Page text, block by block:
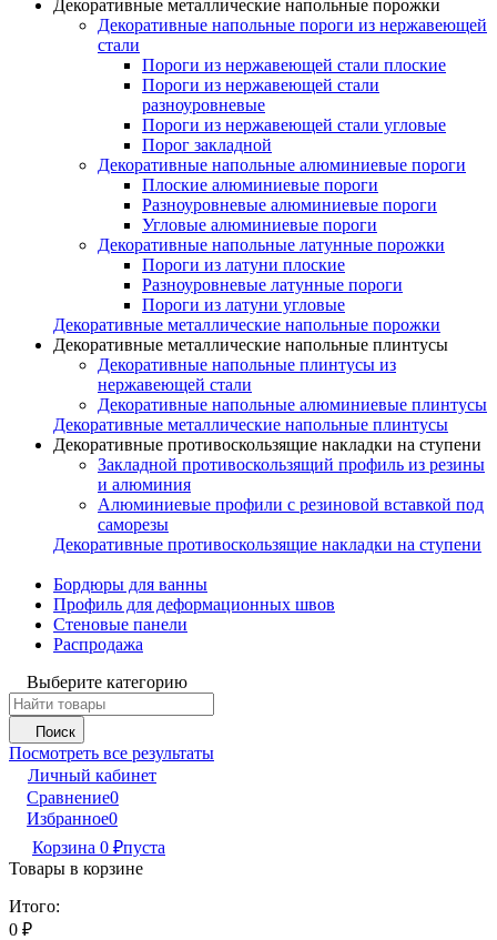
Декоративные металлические напольные порожки
Декоративные напольные пороги из нержавеющей
стали
Пороги из нержавеющей стали плоские
Пороги из нержавеющей стали
разноуровневые
Пороги из нержавеющей стали угловые
Порог закладной
Декоративные напольные алюминиевые пороги
Плоские алюминиевые пороги
Разноуровневые алюминиевые пороги
Угловые алюминиевые пороги
Декоративные напольные латунные порожки
Пороги из латуни плоские
Разноуровневые латунные пороги
Пороги из латуни угловые
Декоративные металлические напольные порожки
Декоративные металлические напольные плинтусы
Декоративные напольные плинтусы из
нержавеющей стали
Декоративные напольные алюминиевые плинтусы
Декоративные металлические напольные плинтусы
Декоративные противоскользящие накладки на ступени
Закладной противоскользящий профиль из резины
и алюминия
Алюминиевые профили с резиновой вставкой под
саморезы
Декоративные противоскользящие накладки на ступени
Бордюры для ванны
Профиль для деформационных швов
Стеновые панели
Распродажа
Выберите категорию
Поиск
Посмотреть все результаты
Личный кабинет
Сравнение0
Избранное0
Корзина 0 ₽пуста
Товары в корзине
Итого:
0 ₽